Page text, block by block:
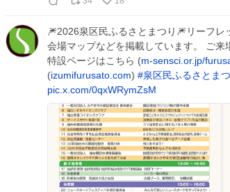
🎆2026泉区民ふるさとまつり🎆リーフ
会場マップなどを掲載しています。 ご
特設ページはこちら (m-sensci.or.jp/
(izumifurusato.com) #泉区民ふるさとま
pic.x.com/0qxWRymZsM